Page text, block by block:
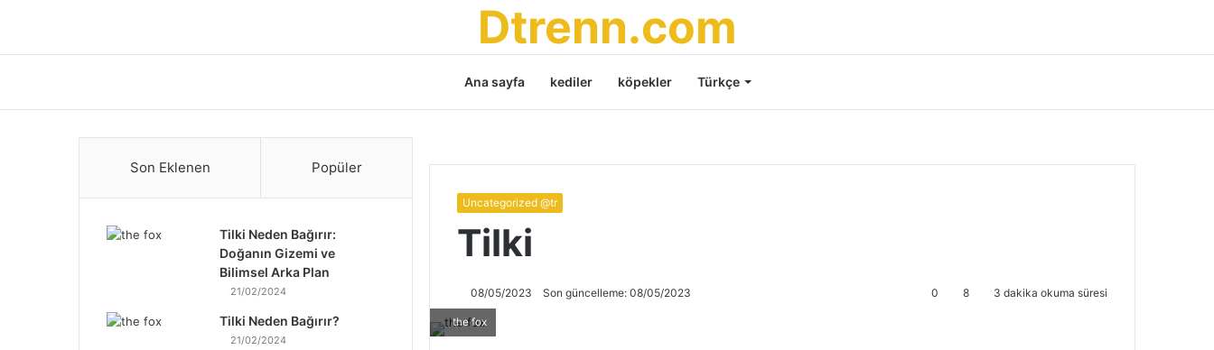
Dtrenn.com
Ana sayfa kediler köpekler Türkçe
Uncategorized @tr
Tilki
08/05/2023 Son güncelleme: 08/05/2023 0 8 3 dakika okuma süresi
the fox
Son Eklenen Popüler
Tilki Neden Bağırır:
Doğanın Gizemi ve
Bilimsel Arka Plan
21/02/2024
Tilki Neden Bağırır?
21/02/2024